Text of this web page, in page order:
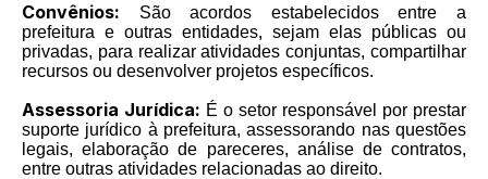
Convênios: São acordos estabelecidos entre a
prefeitura e outras entidades, sejam elas públicas ou
privadas, para realizar atividades conjuntas, compartilhar
recursos ou desenvolver projetos específicos.
Assessoria Jurídica: É o setor responsável por prestar
suporte jurídico à prefeitura, assessorando nas questões
legais, elaboração de pareceres, análise de contratos,
entre outras atividades relacionadas ao direito.